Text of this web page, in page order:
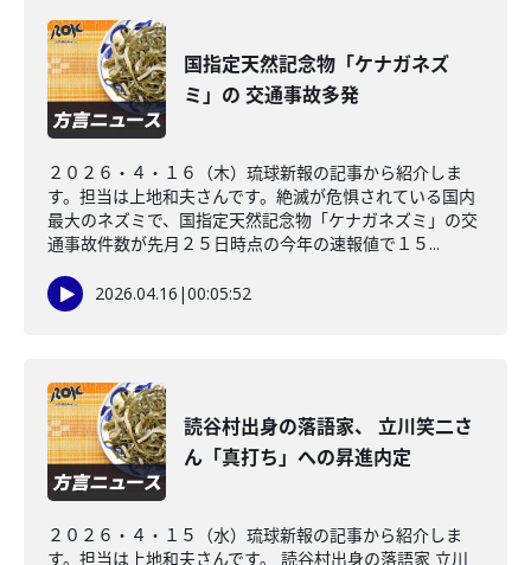
国指定天然記念物「ケナガネズ
ミ」の 交通事故多発
２０２６・４・１６（木）琉球新報の記事から紹介しま
す。担当は上地和夫さんです。絶滅が危惧されている国内
最大のネズミで、国指定天然記念物「ケナガネズミ」の交
通事故件数が先月２５日時点の今年の速報値で１５...
2026.04.16 |00:05:52
読谷村出身の落語家、 立川笑二さ
ん「真打ち」への昇進内定
２０２６・４・１５（水）琉球新報の記事から紹介しま
す。担当は上地和夫さんです。 読谷村出身の落語家 立川